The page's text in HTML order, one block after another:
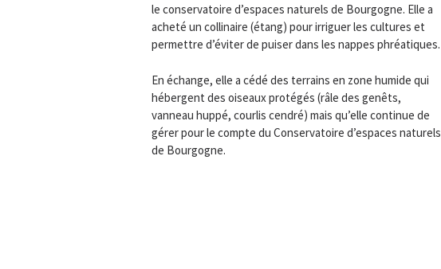
le conservatoire d’espaces naturels de Bourgogne. Elle a
acheté un collinaire (étang) pour irriguer les cultures et
permettre d’éviter de puiser dans les nappes phréatiques.
En échange, elle a cédé des terrains en zone humide qui
hébergent des oiseaux protégés (râle des genêts,
vanneau huppé, courlis cendré) mais qu’elle continue de
gérer pour le compte du Conservatoire d’espaces naturels
de Bourgogne.